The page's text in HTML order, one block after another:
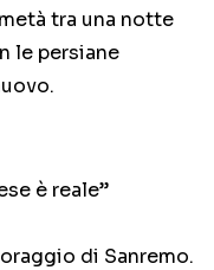
tra una notte
le persiane
è reale”
di Sanremo.